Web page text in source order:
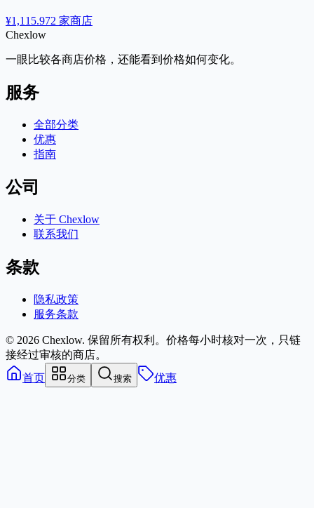
¥1,115.972 家商店
Chexlow
一眼比较各商店价格，还能看到价格如何变化。
服务
全部分类
优惠
指南
公司
关于 Chexlow
联系我们
条款
隐私政策
服务条款
© 2026 Chexlow. 保留所有权利。 价格每小时核对一次，只链
接经过审核的商店。
首页
分类 搜索 优惠